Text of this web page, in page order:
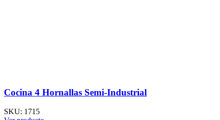
Cocina 4 Hornallas Semi-Industrial
SKU: 1715